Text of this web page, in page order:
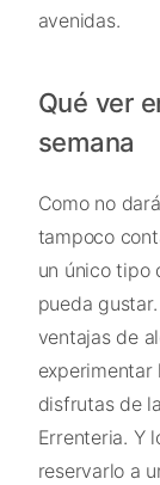
avenidas.
Qué ver
semana
Como no
tampoco
un único tipo
pueda
ventajas de
experimentar
disfrutas de
Errenteria. Y
reservarlo a